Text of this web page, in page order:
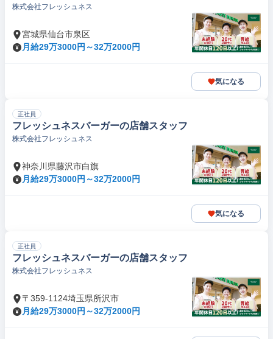
株式会社フレッシュネス
宮城県仙台市泉区
月給29万3000円～32万2000円
気になる
正社員
フレッシュネスバーガーの店舗スタッフ
株式会社フレッシュネス
神奈川県藤沢市白旗
月給29万3000円～32万2000円
気になる
正社員
フレッシュネスバーガーの店舗スタッフ
株式会社フレッシュネス
〒359-1124埼玉県所沢市
月給29万3000円～32万2000円